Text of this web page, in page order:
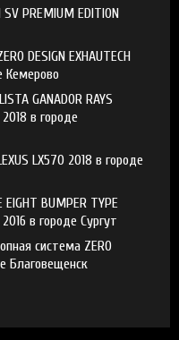
PREMIUM EDITION
DESIGN EXHAUTECH
Кемерово
GANADOR RAYS
2018 в городе
LX570 2018 в городе
BUMPER TYPE
2016 в городе Сургут
система ZERO
Благовещенск